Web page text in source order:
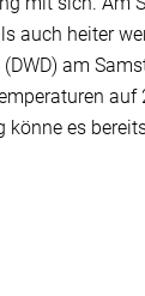
auch heiter
am
auf
es